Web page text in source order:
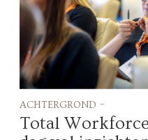
achtergrond -
Total